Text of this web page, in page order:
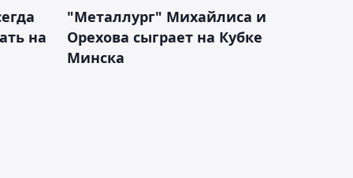
на
"Металлург" Михайлиса и
Орехова сыграет на Кубке
Минска